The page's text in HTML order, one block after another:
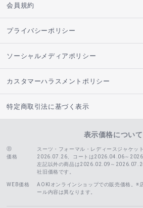
会員規約
プライバシーポリシー
ソーシャルメディアポリシー
カスタマーハラスメントポリシー
特定商取引法に基づく表示
表示価格について
価格
スーツ・フォーマル・レディースジャケッ
2026.07.26、コートは2026.04.06～
左記以外の商品は2026.02.09～
社旧価格です。
WEB価格
AOKIオンラインショップでの販売価格。※
ール内容は異なります。